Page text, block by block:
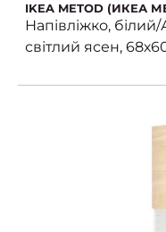
IKEA METOD (ИКЕА
Напівліжко,
світлий ясен,